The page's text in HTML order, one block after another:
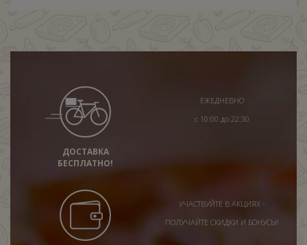
ДОСТАВКА
БЕСПЛАТНО!
ЕЖЕДНЕВНО
с 10:00 до 22:30
УЧАСТВУЙТЕ В АКЦИЯХ -
ПОЛУЧАЙТЕ СКИДКИ И БОНУСЫ!